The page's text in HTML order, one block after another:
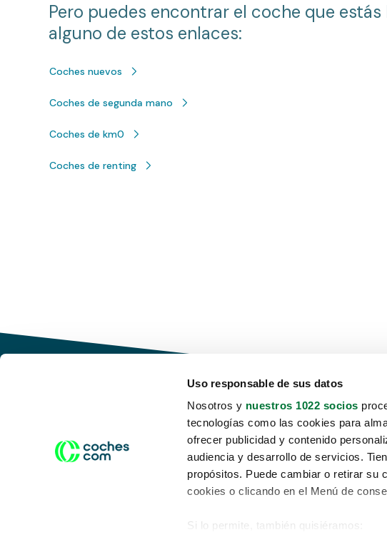
Uso responsable de sus datos
Nosotros y nuestros 1022 socios
tecnologías como las cookies para
ofrecer publicidad y contenido
audiencia y desarrollo de servicios.
propósitos. Puede cambiar o retirar su
cookies o clicando en el Menú de
Si lo permite, también quisiéramos:
Pero puedes encontrar el coche que
alguno de estos enlaces:
Coches nuevos
Coches de segunda mano
Coches de km0
Coches de renting
Conduce tu futuro,
desata tu movilidad